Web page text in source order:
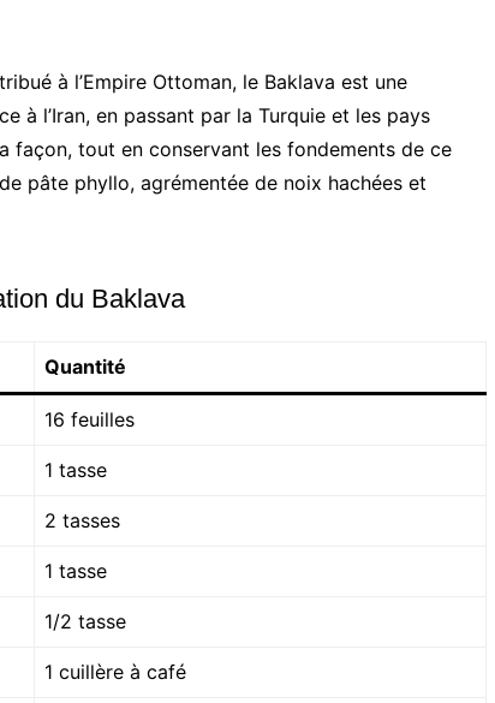
à l’Empire Ottoman, le Baklava est une
à l’Iran, en passant par la Turquie et les pays
façon, tout en conservant les fondements de ce
pâte phyllo, agrémentée de noix hachées et
du Baklava
Quantité
16 feuilles
1 tasse
2 tasses
1 tasse
1/2 tasse
1 cuillère à café